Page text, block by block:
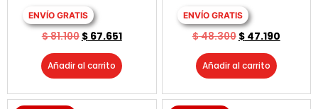
ENVÍO GRATIS
$81.100 $67.651
Añadir al carrito
ENVÍO GRATIS
$48.300 $47.190
Añadir al carrito